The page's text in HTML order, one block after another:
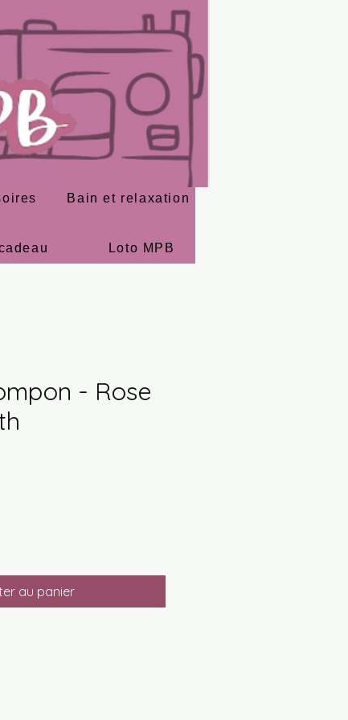
Bain et relaxation
Loto MPB
- Rose
au panier